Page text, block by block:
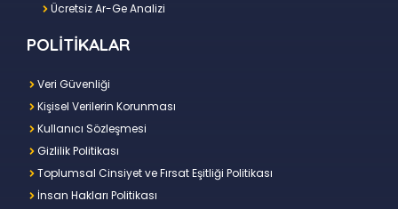
Ücretsiz Ar-Ge Analizi
POLİTİKALAR
Veri Güvenliği
Kişisel Verilerin Korunması
Kullanıcı Sözleşmesi
Gizlilik Politikası
Toplumsal Cinsiyet ve Fırsat Eşitliği Politikası
İnsan Hakları Politikası